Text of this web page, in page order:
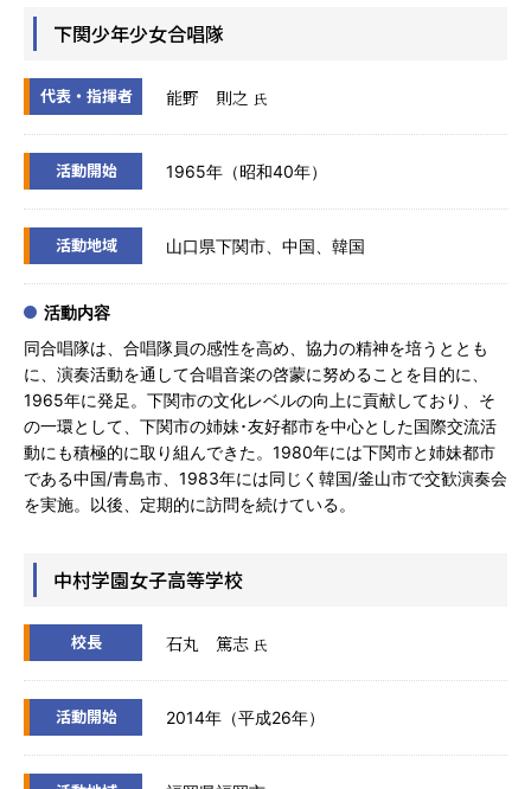
下関少年少女合唱隊
代表・指揮者 能野 則之 氏
活動開始 1965年（昭和40年）
活動地域 山口県下関市、中国、韓国
活動内容
同合唱隊は、合唱隊員の感性を高め、協力の精神を培うととも
に、演奏活動を通して合唱音楽の啓蒙に努めることを目的に、
1965年に発足。下関市の文化レベルの向上に貢献しており、そ
の一環として、下関市の姉妹･友好都市を中心とした国際交流活
動にも積極的に取り組んできた。1980年には下関市と姉妹都市
である中国/青島市、1983年には同じく韓国/釜山市で交歓演奏会
を実施。以後、定期的に訪問を続けている。
中村学園女子高等学校
校長 石丸 篤志 氏
活動開始 2014年（平成26年）